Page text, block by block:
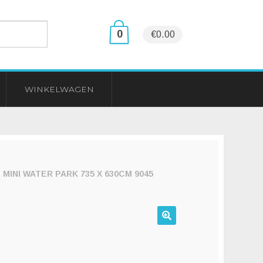
0 €0.00
WINKELWAGEN
WATER PARK 735 X 630CM 9045